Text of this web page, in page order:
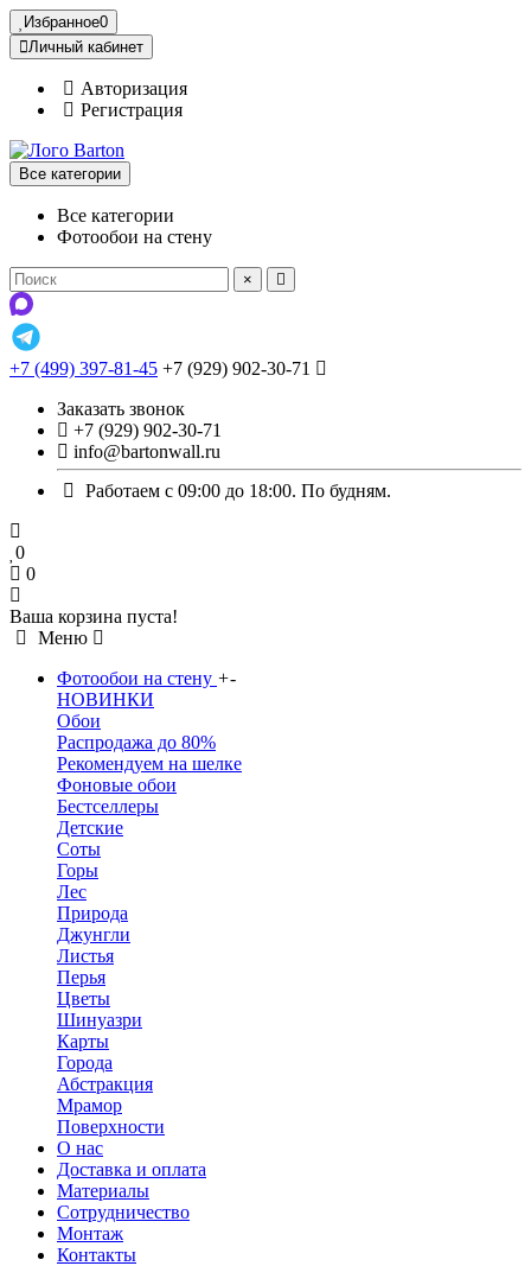
Избранное0
Личный кабинет
Авторизация
Регистрация
Все категории
Все категории
Фотообои на стену
×
+7 (499) 397-81-45 +7 (929) 902-30-71
Заказать звонок
+7 (929) 902-30-71
info@bartonwall.ru
Работаем с 09:00 до 18:00. По будням.
0
0
Ваша корзина пуста!
Меню
Фотообои на стену +-
НОВИНКИ
Обои
Распродажа до 80%
Рекомендуем на шелке
Фоновые обои
Бестселлеры
Детские
Соты
Горы
Лес
Природа
Джунгли
Листья
Перья
Цветы
Шинуазри
Карты
Города
Абстракция
Мрамор
Поверхности
О нас
Доставка и оплата
Материалы
Сотрудничество
Монтаж
Контакты